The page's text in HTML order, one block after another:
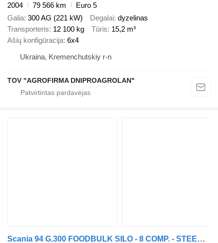
2004
79 566 km
Euro 5
Galia 300 AG (221 kW) Degalai dyzelinas
Transporteris 12 100 kg Tūris 15,2 m³
Ašių konfigūracija 6x4
Ukraina, Kremenchutskiy r-n
TOV "AGROFIRMA DNIPROAGROLAN"
Scania 94 G.300 FOODBULK SILO - 8 COMP. - STEERING AXLE